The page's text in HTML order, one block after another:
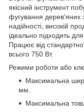
якісний інструмент
фугування дерев'яних
надійності, високій
ідеально підходить
Працює від
всього 750 Вт.
Режими роботи або
Максимальна
мм.
Максимальна